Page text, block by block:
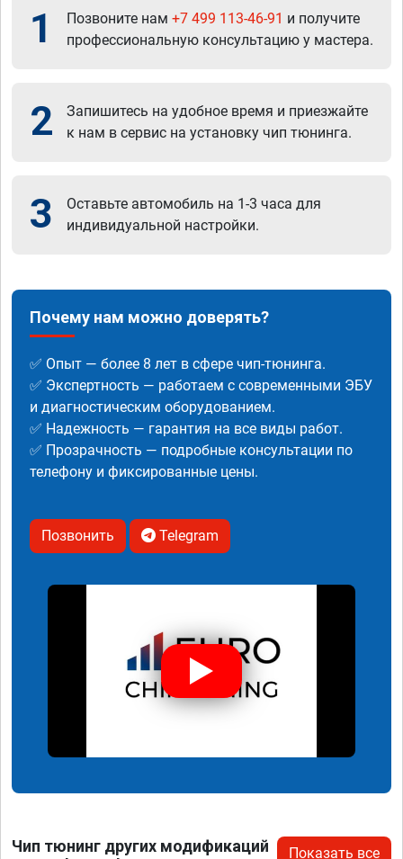
1 Позвоните нам +7 499 113-46-91 и получите
профессиональную консультацию у мастера.
2
Запишитесь на удобное время и приезжайте
к нам в сервис на установку чип тюнинга.
3
Оставьте автомобиль на 1-3 часа для
индивидуальной настройки.
Почему нам можно доверять?
✅ Опыт — более 8 лет в сфере чип-тюнинга.
✅ Экспертность — работаем с современными ЭБУ
и диагностическим оборудованием.
✅ Надежность — гарантия на все виды работ.
✅ Прозрачность — подробные консультации по
телефону и фиксированные цены.
Позвонить Telegram
Чип тюнинг других модификаций
Показать все